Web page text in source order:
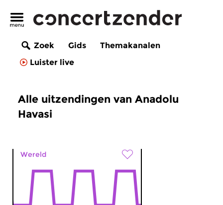
Zoek Gids
Themakanalen
Luister live
Alle uitzendingen van Anadolu
Havasi
Wereld